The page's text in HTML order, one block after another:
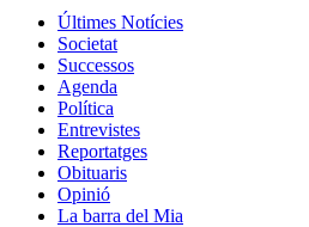
Últimes Notícies
Societat
Successos
Agenda
Política
Entrevistes
Reportatges
Obituaris
Opinió
La barra del Mia